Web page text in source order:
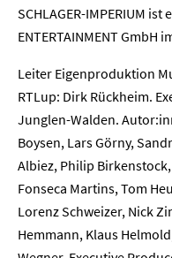
SCHLAGER-IMPERIUM
ENTERTAINMENT GmbH
Leiter Eigenproduktion
RTLup: Dirk Rückheim.
Junglen-Walden.
Boysen, Lars Görny,
Albiez, Philip
Fonseca Martins, Tom
Lorenz Schweizer, Nick
Hemmann, Klaus
Home
Unternehmen
Presse
Karriere
Kontakt